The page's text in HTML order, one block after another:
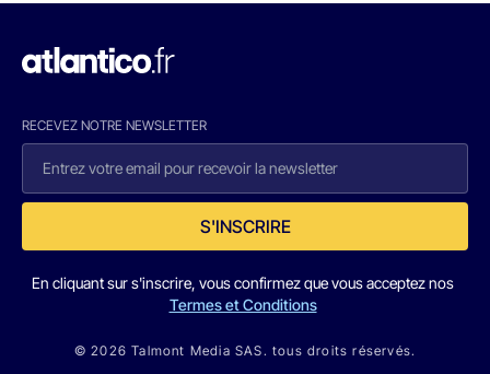
RECEVEZ NOTRE NEWSLETTER
S'INSCRIRE
En cliquant sur s'inscrire, vous confirmez que vous acceptez nos
Termes et Conditions
© 2026 Talmont Media SAS. tous droits réservés.